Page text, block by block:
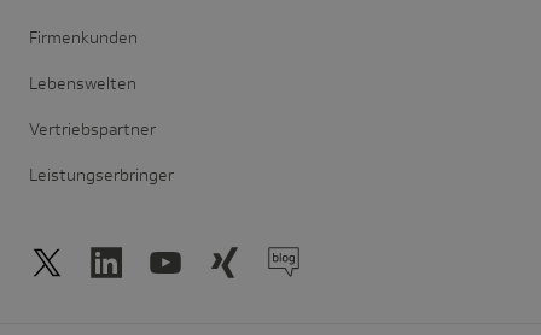
Firmenkunden
Lebenswelten
Vertriebspartner
Leistungserbringer